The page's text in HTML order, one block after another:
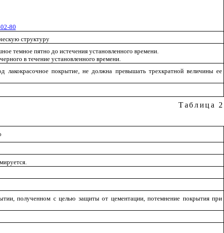
80
структуру
темное пятно до истечения установленного времени.
в течение установленного времени.
лакокрасочное покрытие, не должна превышать трехкратной величины ее
Таблица 2
полученном с целью защиты от цементации, потемнение покрытия при